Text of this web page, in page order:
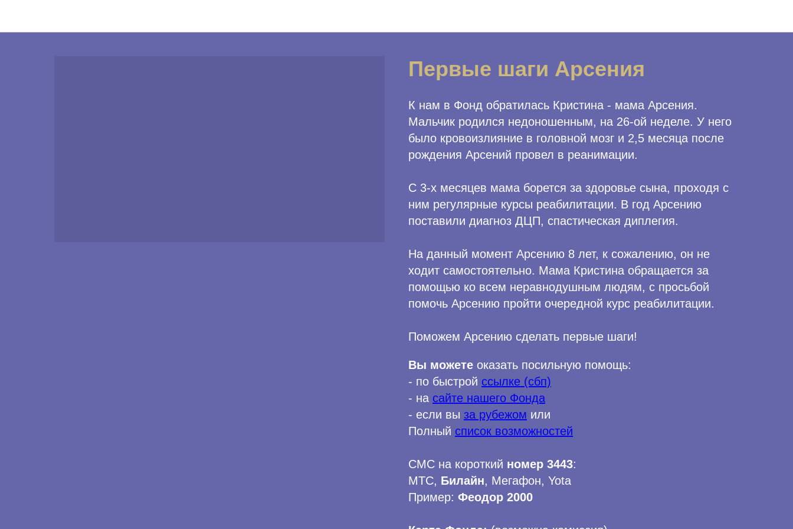
Первые шаги Арсения
К нам в Фонд обратилась Кристина - мама Арсения.
Мальчик родился недоношенным, на 26-ой неделе. У него
было кровоизлияние в головной мозг и 2,5 месяца после
рождения Арсений провел в реанимации.
С 3-х месяцев мама борется за здоровье сына, проходя с
ним регулярные курсы реабилитации. В год Арсению
поставили диагноз ДЦП, спастическая диплегия.
На данный момент Арсению 8 лет, к сожалению, он не
ходит самостоятельно. Мама Кристина обращается за
помощью ко всем неравнодушным людям, с просьбой
помочь Арсению пройти очередной курс реабилитации.
Поможем Арсению сделать первые шаги!
Вы можете оказать посильную помощь:
- по быстрой ссылке (сбп)
- на сайте нашего Фонда
- если вы за рубежом или
Полный список возможностей
СМС на короткий номер 3443:
МТС, Билайн, Мегафон, Yota
Пример: Феодор 2000